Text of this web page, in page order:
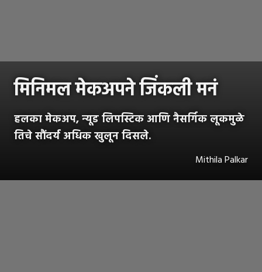
मिनिमल मेकअपने जिंकली मनं
हलका मेकअप, न्यूड लिपस्टिक आणि नैसर्गिक लूकमुळे
तिचे सौंदर्य अधिक खुलून दिसले.
Mithila Palkar